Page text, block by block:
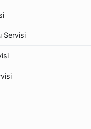
Servisi